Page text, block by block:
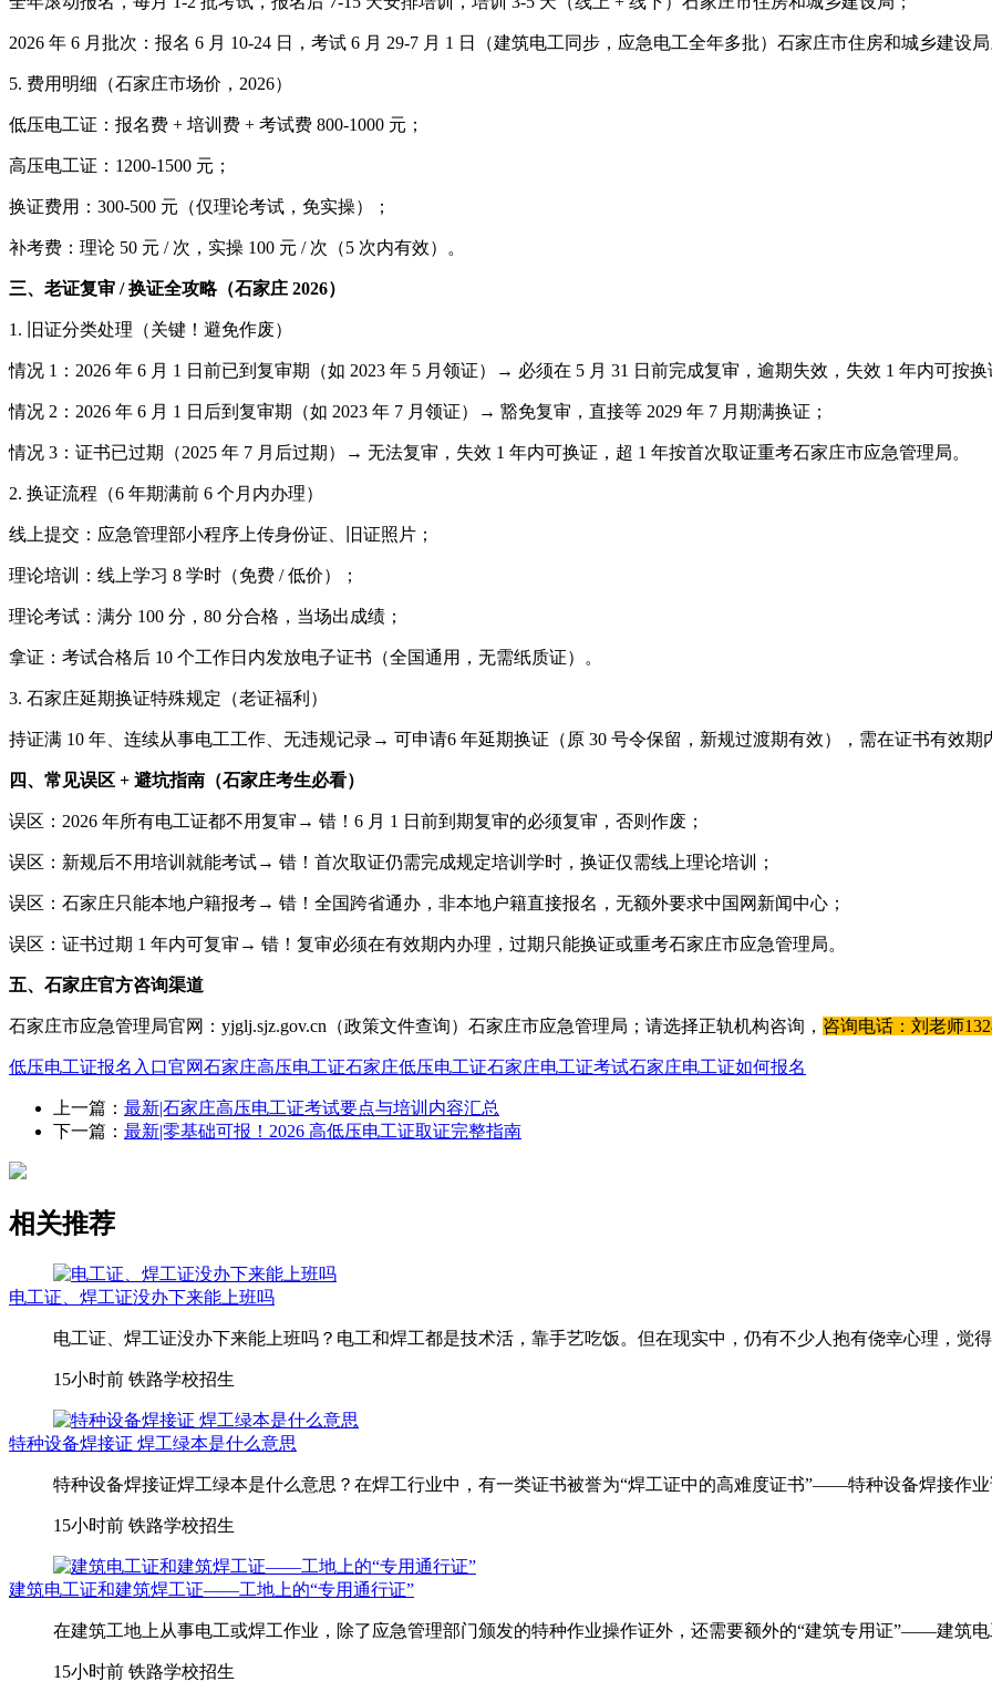
2026 年 6 月批次：报名 6 月 10-24 日，考试 6 月 29-7 月 1 日（建筑电工同步，应急电工全年多批）石家庄市住房和城乡建设局
5. 费用明细（石家庄市场价，2026）
低压电工证：报名费 + 培训费 + 考试费 800-1000 元；
高压电工证：1200-1500 元；
换证费用：300-500 元（仅理论考试，免实操）；
补考费：理论 50 元 / 次，实操 100 元 / 次（5 次内有效）。
三、老证复审 / 换证全攻略（石家庄 2026）
1. 旧证分类处理（关键！避免作废）
情况 1：2026 年 6 月 1 日前已到复审期（如 2023 年 5 月领证）→ 必须在 5 月 31 日前完成复审，逾期失效，失效 1 年内可按
情况 2：2026 年 6 月 1 日后到复审期（如 2023 年 7 月领证）→ 豁免复审，直接等 2029 年 7 月期满换证；
情况 3：证书已过期（2025 年 7 月后过期）→ 无法复审，失效 1 年内可换证，超 1 年按首次取证重考石家庄市应急管理局。
2. 换证流程（6 年期满前 6 个月内办理）
线上提交：应急管理部小程序上传身份证、旧证照片；
理论培训：线上学习 8 学时（免费 / 低价）；
理论考试：满分 100 分，80 分合格，当场出成绩；
拿证：考试合格后 10 个工作日内发放电子证书（全国通用，无需纸质证）。
3. 石家庄延期换证特殊规定（老证福利）
持证满 10 年、连续从事电工工作、无违规记录→ 可申请6 年延期换证（原 30 号令保留，新规过渡期有效），需在证书有效期
四、常见误区 + 避坑指南（石家庄考生必看）
误区：2026 年所有电工证都不用复审→ 错！6 月 1 日前到期复审的必须复审，否则作废；
误区：新规后不用培训就能考试→ 错！首次取证仍需完成规定培训学时，换证仅需线上理论培训；
误区：石家庄只能本地户籍报考→ 错！全国跨省通办，非本地户籍直接报名，无额外要求中国网新闻中心；
误区：证书过期 1 年内可复审→ 错！复审必须在有效期内办理，过期只能换证或重考石家庄市应急管理局。
五、石家庄官方咨询渠道
石家庄市应急管理局官网：yjglj.sjz.gov.cn（政策文件查询）石家庄市应急管理局；请选择正轨机构咨询， 咨询电话：刘老师
低压电工证报名入口官网石家庄高压电工证石家庄低压电工证石家庄电工证考试石家庄电工证如何报名
上一篇： 最新|石家庄高压电工证考试要点与培训内容汇总
下一篇： 最新|零基础可报！2026 高低压电工证取证完整指南
相关推荐
电工证、焊工证没办下来能上班吗
电工证、焊工证没办下来能上班吗？电工和焊工都是技术活，靠手艺吃饭。但在现实中，仍有不少人抱有侥幸心理，觉
15小时前 铁路学校招生
特种设备焊接证 焊工绿本是什么意思
特种设备焊接证焊工绿本是什么意思？在焊工行业中，有一类证书被誉为“焊工证中的高难度证书”——特种设备焊接作
15小时前 铁路学校招生
建筑电工证和建筑焊工证——工地上的“专用通行证”
在建筑工地上从事电工或焊工作业，除了应急管理部门颁发的特种作业操作证外，还需要额外的“建筑专用证”——建筑
15小时前 铁路学校招生